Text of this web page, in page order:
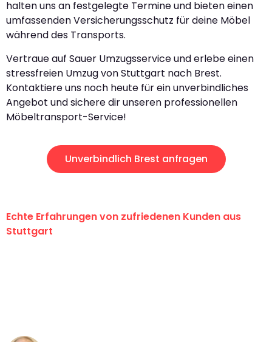
halten uns an festgelegte Termine und bieten einen
umfassenden Versicherungsschutz für deine Möbel
während des Transports.
Vertraue auf Sauer Umzugsservice und erlebe einen
stressfreien Umzug von Stuttgart nach Brest.
Kontaktiere uns noch heute für ein unverbindliches
Angebot und sichere dir unseren professionellen
Möbeltransport-Service!
Unverbindlich Brest anfragen
Echte Erfahrungen von zufriedenen Kunden aus
Stuttgart